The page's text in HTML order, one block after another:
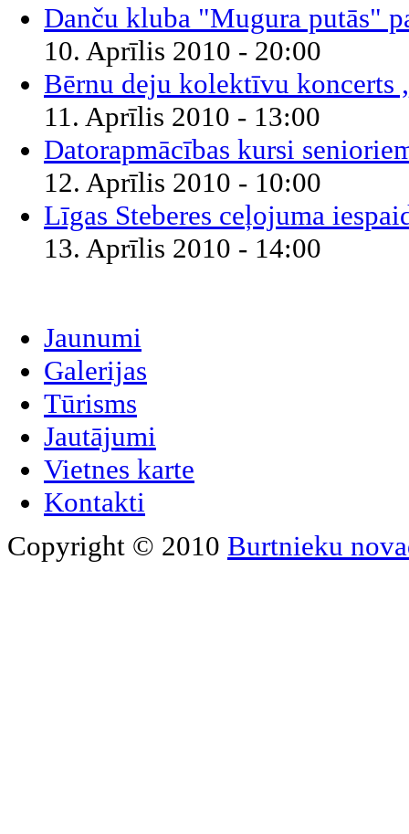
Danču kluba "Mugura putās"
10. Aprīlis 2010 - 20:00
Bērnu deju kolektīvu koncerts
11. Aprīlis 2010 - 13:00
Datorapmācības kursi
12. Aprīlis 2010 - 10:00
Līgas Steberes ceļojuma
13. Aprīlis 2010 - 14:00
Jaunumi
Galerijas
Tūrisms
Jautājumi
Vietnes karte
Kontakti
Copyright © 2010 Burtnieku